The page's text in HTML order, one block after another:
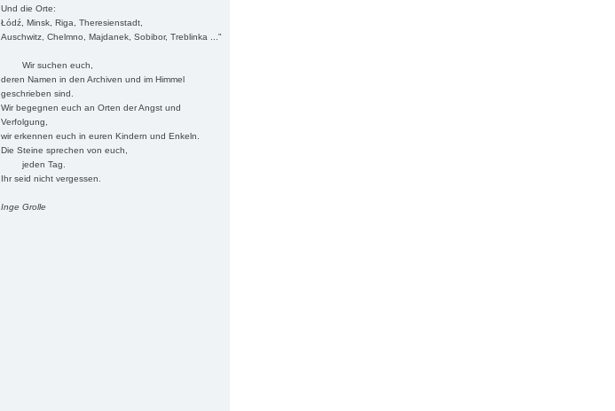
Und die Orte:
Łódź, Minsk, Riga, Theresienstadt,
Auschwitz, Chelmno, Majdanek, Sobibor, Treblinka ..."
Wir suchen euch,
deren Namen in den Archiven und im Himmel
geschrieben sind.
Wir begegnen euch an Orten der Angst und
Verfolgung,
wir erkennen euch in euren Kindern und Enkeln.
Die Steine sprechen von euch,
jeden Tag.
Ihr seid nicht vergessen.
Inge Grolle